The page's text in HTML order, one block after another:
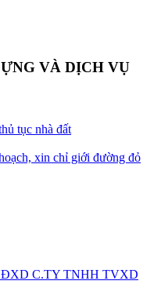
VÀ DỊCH VỤ
tục nhà đất
xin chỉ giới đường đỏ
C.TY TNHH TVXD